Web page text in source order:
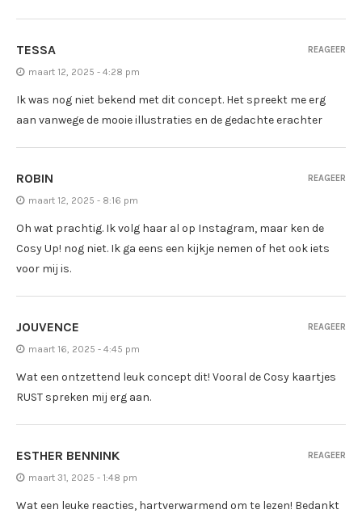
TESSA
maart 12, 2025 - 4:28 pm
Ik was nog niet bekend met dit concept. Het spreekt me erg
aan vanwege de mooie illustraties en de gedachte erachter
REAGEER
ROBIN
maart 12, 2025 - 8:16 pm
Oh wat prachtig. Ik volg haar al op Instagram, maar ken de
Cosy Up! nog niet. Ik ga eens een kijkje nemen of het ook iets
voor mij is.
REAGEER
JOUVENCE
maart 16, 2025 - 4:45 pm
Wat een ontzettend leuk concept dit! Vooral de Cosy kaartjes
RUST spreken mij erg aan.
REAGEER
ESTHER BENNINK
maart 31, 2025 - 1:48 pm
Wat een leuke reacties, hartverwarmend om te lezen! Bedankt
REAGEER